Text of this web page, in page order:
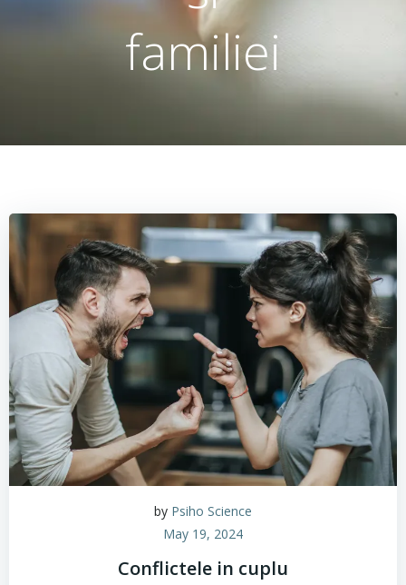
familiei
by Psiho Science
May 19, 2024
Conflictele in cuplu